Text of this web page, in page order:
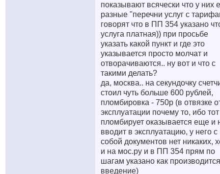
показывают всячески что у них
разные "перечни услуг с
говорят что в ПП 354 указано
услуга платная)) при просьбе
указать какой пункт и где это
указывается просто молчат и
отворачиваются.. ну вот и что с
такими делать?
да, москва.. на секундочку
стоил чуть больше 600 рублей,
пломбировка - 750р (в отвязке
эксплуатации почему то, ибо тот
пломбирует оказывается еще и
вводит в эксплуатацию, у него с
собой документов нет никаких,
и на мос.ру и в ПП 354 прям по
шагам указано как производится
введение)